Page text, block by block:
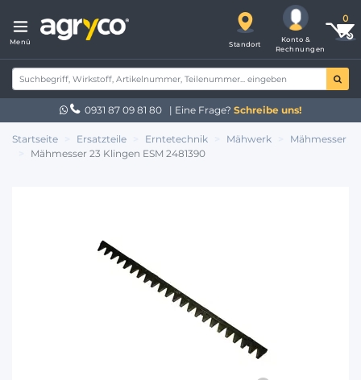
Menü Standort
Konto &
Rechnungen
0931 87 09 81 80 | Eine Frage? Schreibe uns!
Startseite Ersatzteile Erntetechnik Mähwerk
Mähmesser
Mähmesser 23 Klingen ESM 2481390